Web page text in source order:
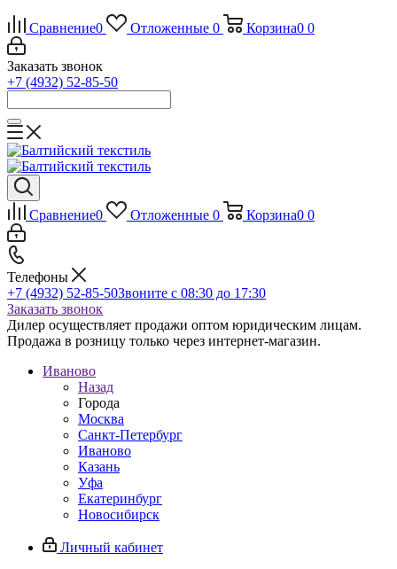
Сравнение0 Отложенные 0 Корзина0 0
Заказать звонок
+7 (4932) 52-85-50
Сравнение0 Отложенные 0 Корзина0 0
Телефоны
+7 (4932) 52-85-50Звоните с 08:30 до 17:30
Заказать звонок
Дилер осуществляет продажи оптом юридическим лицам.
Продажа в розницу только через интернет-магазин.
Иваново
Назад
Города
Москва
Санкт-Петербург
Иваново
Казань
Уфа
Екатеринбург
Новосибирск
Личный кабинет